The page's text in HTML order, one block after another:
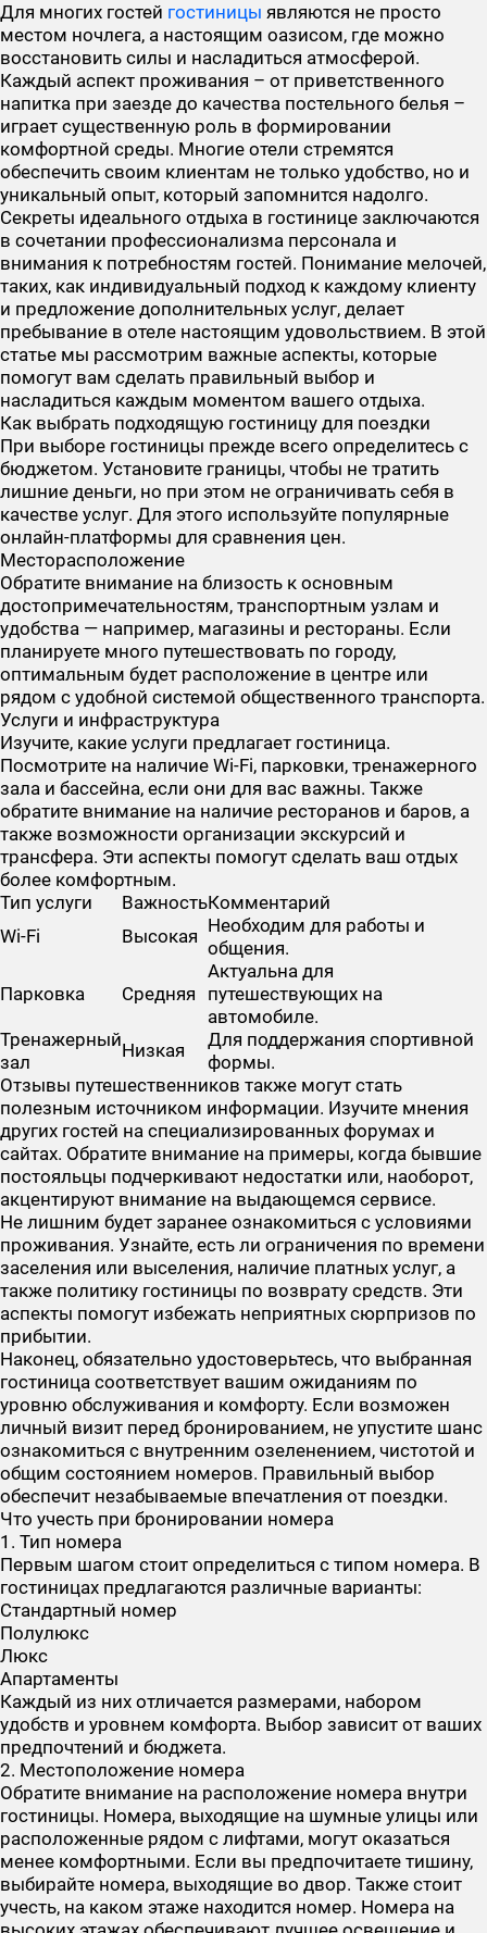
Для многих гостей гостиницы являются не просто
местом ночлега, а настоящим оазисом, где можно
восстановить силы и насладиться атмосферой.
Каждый аспект проживания – от приветственного
напитка при заезде до качества постельного белья –
играет существенную роль в формировании
комфортной среды. Многие отели стремятся
обеспечить своим клиентам не только удобство, но и
уникальный опыт, который запомнится надолго.
Секреты идеального отдыха в гостинице заключаются
в сочетании профессионализма персонала и
внимания к потребностям гостей. Понимание мелочей,
таких, как индивидуальный подход к каждому клиенту
и предложение дополнительных услуг, делает
пребывание в отеле настоящим удовольствием. В этой
статье мы рассмотрим важные аспекты, которые
помогут вам сделать правильный выбор и
насладиться каждым моментом вашего отдыха.
Как выбрать подходящую гостиницу для поездки
При выборе гостиницы прежде всего определитесь с
бюджетом. Установите границы, чтобы не тратить
лишние деньги, но при этом не ограничивать себя в
качестве услуг. Для этого используйте популярные
онлайн-платформы для сравнения цен.
Месторасположение
Обратите внимание на близость к основным
достопримечательностям, транспортным узлам и
удобства — например, магазины и рестораны. Если
планируете много путешествовать по городу,
оптимальным будет расположение в центре или
рядом с удобной системой общественного транспорта.
Услуги и инфраструктура
Изучите, какие услуги предлагает гостиница.
Посмотрите на наличие Wi-Fi, парковки, тренажерного
зала и бассейна, если они для вас важны. Также
обратите внимание на наличие ресторанов и баров, а
также возможности организации экскурсий и
трансфера. Эти аспекты помогут сделать ваш отдых
более комфортным.
Тип услуги
ВажностьКомментарий
Wi-Fi
Высокая Необходим для работы и
общения.
Парковка Средняя
Актуальна для
путешествующих на
автомобиле.
Тренажерный
зал
Низкая
Для поддержания спортивной
формы.
Отзывы путешественников также могут стать
полезным источником информации. Изучите мнения
других гостей на специализированных форумах и
сайтах. Обратите внимание на примеры, когда бывшие
постояльцы подчеркивают недостатки или, наоборот,
акцентируют внимание на выдающемся сервисе.
Не лишним будет заранее ознакомиться с условиями
проживания. Узнайте, есть ли ограничения по времени
заселения или выселения, наличие платных услуг, а
также политику гостиницы по возврату средств. Эти
аспекты помогут избежать неприятных сюрпризов по
прибытии.
Наконец, обязательно удостоверьтесь, что выбранная
гостиница соответствует вашим ожиданиям по
уровню обслуживания и комфорту. Если возможен
личный визит перед бронированием, не упустите шанс
ознакомиться с внутренним озеленением, чистотой и
общим состоянием номеров. Правильный выбор
обеспечит незабываемые впечатления от поездки.
Что учесть при бронировании номера
1. Тип номера
Первым шагом стоит определиться с типом номера. В
гостиницах предлагаются различные варианты:
Стандартный номер
Полулюкс
Люкс
Апартаменты
Каждый из них отличается размерами, набором
удобств и уровнем комфорта. Выбор зависит от ваших
предпочтений и бюджета.
2. Местоположение номера
Обратите внимание на расположение номера внутри
гостиницы. Номера, выходящие на шумные улицы или
расположенные рядом с лифтами, могут оказаться
менее комфортными. Если вы предпочитаете тишину,
выбирайте номера, выходящие во двор. Также стоит
учесть, на каком этаже находится номер. Номера на